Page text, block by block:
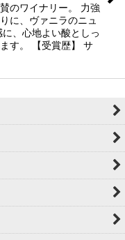
のワイナリー。 力強
に、ヴァニラのニュ
、心地よい酸としっ
す。 【受賞歴】 サ